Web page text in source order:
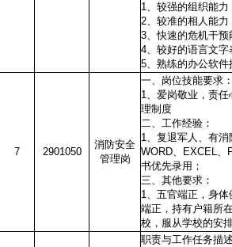
1、较强的组织能力
2、较准的相人能力
3、快速的危机干预
4、较好的语言文字
5、熟练的办公软件
7 2901050
消防安全
管理岗
一、岗位技能要求：
1、爱岗敬业，责
理制度
二、工作经验：
1、复退军人、有
WORD、EXCEL、
书优先录用；
三、其他要求：
1、五官端正，身
端正，持有户籍所
校，服从学校的安
职责与工作任务描